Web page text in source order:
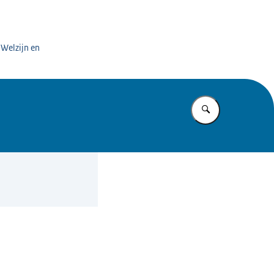
en
Vul in wat u